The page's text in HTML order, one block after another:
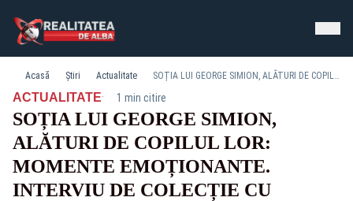
Acasă Știri Actualitate SOȚIA LUI GEORGE SIMION, ALĂTURI DE COPILUL LOR: MOMENTE EMOȚIONANTE. INTERVIU DE COLECȚIE CU ILINCA SIMION DE LA ORA 21.00, LA CULISELE STATULUI PARALEL
ACTUALITATE· 1 min citire
SOȚIA LUI GEORGE SIMION,
ALĂTURI DE COPILUL LOR:
MOMENTE EMOȚIONANTE.
INTERVIU DE COLECȚIE CU